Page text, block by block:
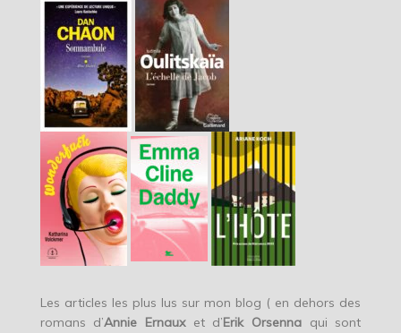
Les articles les plus lus sur mon blog ( en dehors des
romans d’Annie Ernauxet d’Erik Orsennaqui sont